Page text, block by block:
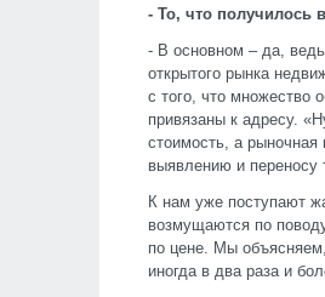
- То, что получилось
- В основном – да,
открытого рынка
с того, что множество
привязаны к адресу.
стоимость, а рыночная
выявлению и переносу
К нам уже поступают
возмущаются по
по цене. Мы
иногда в два раза и